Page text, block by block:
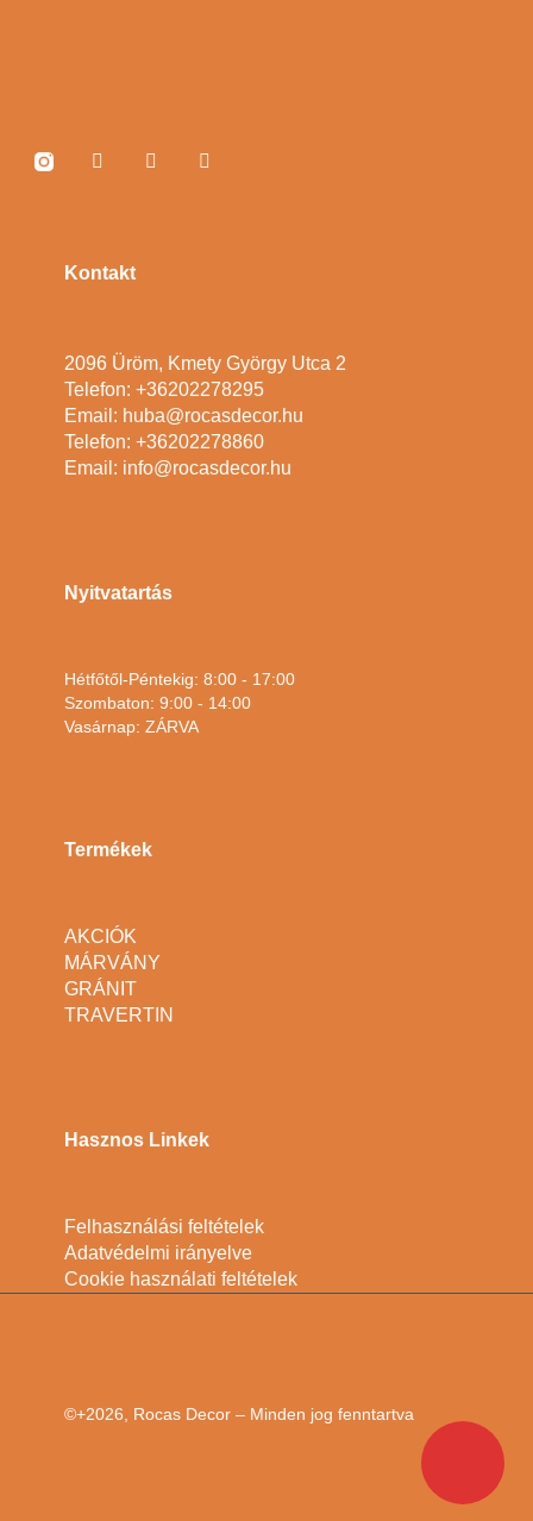
Kontakt
2096 Üröm, Kmety György Utca 2
Telefon: +36202278295
Email: huba@rocasdecor.hu
Telefon: +36202278860
Email: info@rocasdecor.hu
Nyitvatartás
Hétfőtől-Péntekig: 8:00 - 17:00
Szombaton: 9:00 - 14:00
Vasárnap: ZÁRVA
Termékek
AKCIÓK
MÁRVÁNY
GRÁNIT
TRAVERTIN
Hasznos Linkek
Felhasználási feltételek
Adatvédelmi irányelve
Cookie használati feltételek
©+2026, Rocas Decor – Minden jog fenntartva